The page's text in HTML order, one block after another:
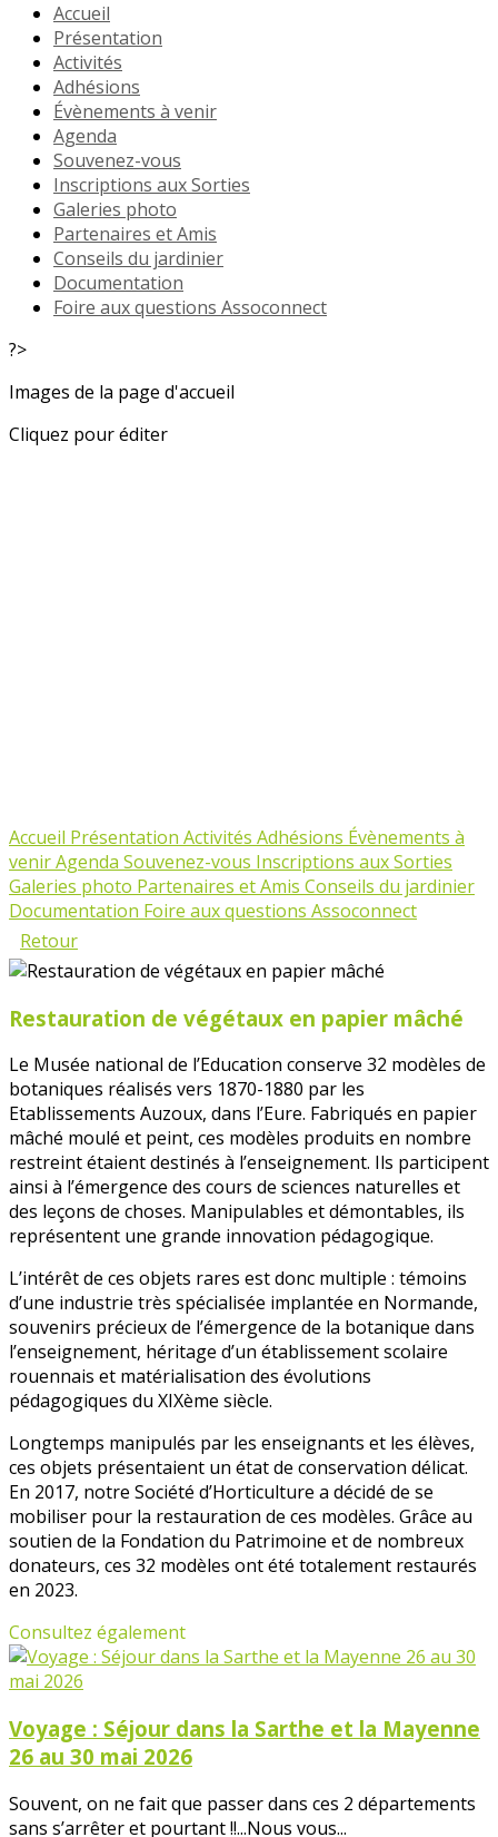
Accueil
Présentation
Activités
Adhésions
Évènements à venir
Agenda
Souvenez-vous
Inscriptions aux Sorties
Galeries photo
Partenaires et Amis
Conseils du jardinier
Documentation
Foire aux questions Assoconnect
?>
Images de la page d'accueil
Cliquez pour éditer
Accueil Présentation Activités Adhésions Évènements à
venirAgenda Souvenez-vous Inscriptions aux Sorties
Galeries photo Partenaires et Amis Conseils du jardinier
Documentation Foire aux questions Assoconnect
Retour
Restauration de végétaux en papier mâché
Le Musée national de l’Education conserve 32 modèles de
botaniques réalisés vers 1870-1880 par les
Etablissements Auzoux, dans l’Eure. Fabriqués en papier
mâché moulé et peint, ces modèles produits en nombre
restreint étaient destinés à l’enseignement. Ils participent
ainsi à l’émergence des cours de sciences naturelles et
des leçons de choses. Manipulables et démontables, ils
représentent une grande innovation pédagogique.
L’intérêt de ces objets rares est donc multiple : témoins
d’une industrie très spécialisée implantée en Normande,
souvenirs précieux de l’émergence de la botanique dans
l’enseignement, héritage d’un établissement scolaire
rouennais et matérialisation des évolutions
pédagogiques du XIXème siècle.
Longtemps manipulés par les enseignants et les élèves,
ces objets présentaient un état de conservation délicat.
En 2017, notre Société d’Horticulture a décidé de se
mobiliser pour la restauration de ces modèles. Grâce au
soutien de la Fondation du Patrimoine et de nombreux
donateurs, ces 32 modèles ont été totalement restaurés
en 2023.
Consultez également
Voyage : Séjour dans la Sarthe et la Mayenne
26 au 30 mai 2026
Souvent, on ne fait que passer dans ces 2 départements
sans s’arrêter et pourtant !!...Nous vous...